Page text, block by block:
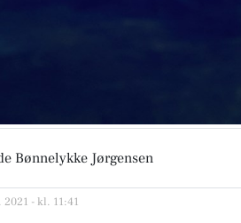
Bønnelykke Jørgensen
- kl. 11:41